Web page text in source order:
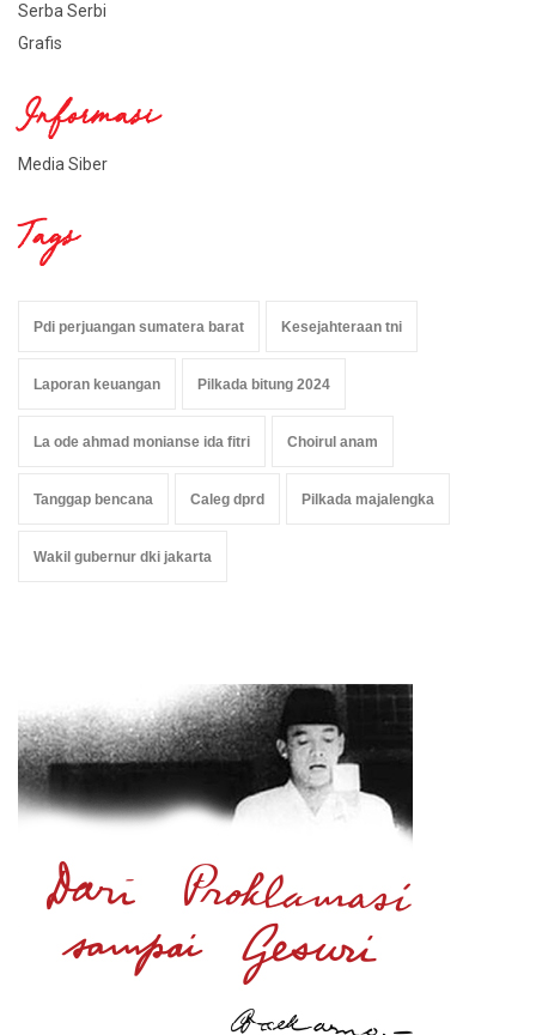
Serba Serbi
Grafis
Informasi
Media Siber
Tags
Pdi perjuangan sumatera barat Kesejahteraan tni
Laporan keuangan Pilkada bitung 2024
La ode ahmad monianse ida fitri Choirul anam
Tanggap bencana Caleg dprd Pilkada majalengka
Wakil gubernur dki jakarta